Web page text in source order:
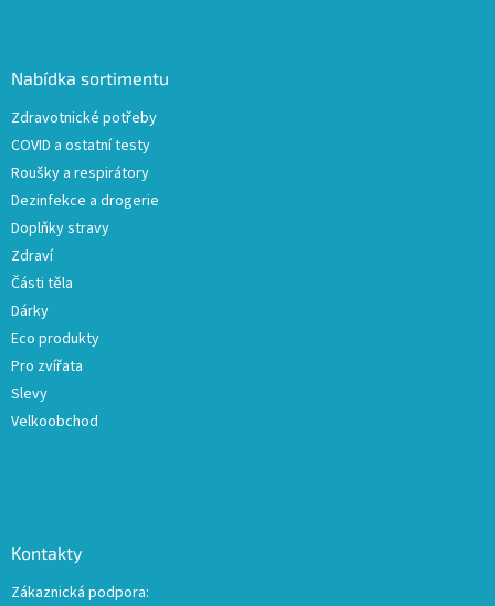
Nabídka sortimentu
Zdravotnické potřeby
COVID a ostatní testy
Roušky a respirátory
Dezinfekce a drogerie
Doplňky stravy
Zdraví
Části těla
Dárky
Eco produkty
Pro zvířata
Slevy
Velkoobchod
Kontakty
Zákaznická podpora: